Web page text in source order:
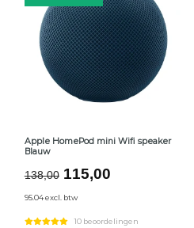
Apple HomePod mini Wifi speaker
Blauw
138,00 Oorspronkelijke
was:
€138,00.
115,00Huidige
€115,00.
95.04 excl. btw
10 beoordelingen